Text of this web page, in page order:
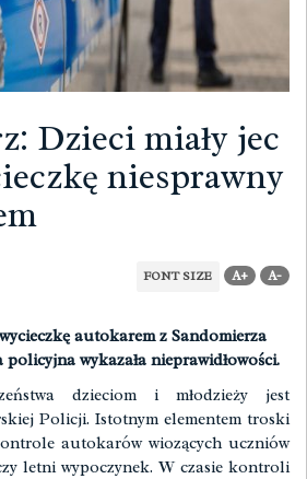
Dzieci miały jec
niesprawny
FONT SIZE A+ A-
autokarem z Sandomierza
wykazała nieprawidłowości.
dzieciom i młodzieży jest
Policji. Istotnym elementem troski
autokarów wiozących uczniów
letni wypoczynek. W czasie kontroli